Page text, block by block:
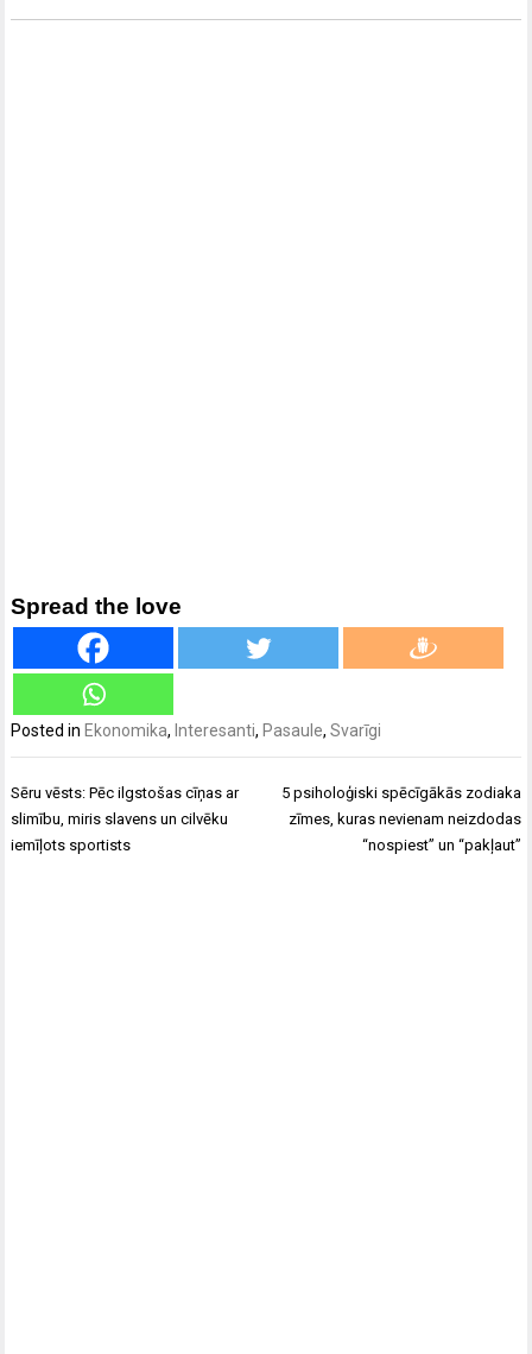
Spread the love
Posted in Ekonomika, Interesanti, Pasaule,Svarīgi
Ziņu
izvēlne
Sēru vēsts: Pēc ilgstošas cīņas ar
slimību, miris slavens un cilvēku
iemīļots sportists
5 psiholoģiski spēcīgākās zodiaka
zīmes, kuras nevienam neizdodas
“nospiest” un “pakļaut”